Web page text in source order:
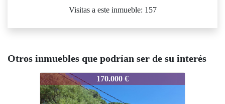
Visitas a este inmueble: 157
Otros inmuebles que podrían ser de su interés
170.000 €
2895 275.000 €